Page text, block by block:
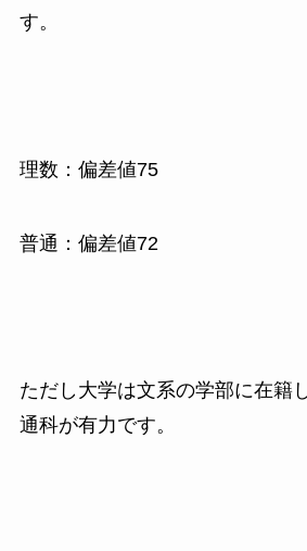
す。
理数：偏差値75
普通：偏差値72
ただし大学は文系の学部に在籍
通科が有力です。